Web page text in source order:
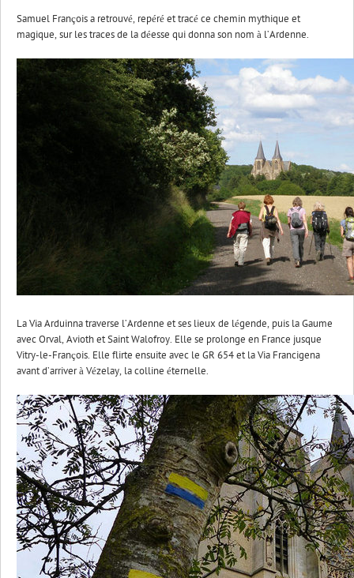
Samuel François a retrouvé, repéré et tracé ce chemin mythique et
magique, sur les traces de la déesse qui donna son nom à l’Ardenne.
La Via Arduinna traverse l’Ardenne et ses lieux de légende, puis la Gaume
avec Orval, Avioth et Saint Walofroy. Elle se prolonge en France jusque
Vitry-le-François. Elle flirte ensuite avec le GR 654 et la Via Francigena
avant d’arriver à Vézelay, la colline éternelle.